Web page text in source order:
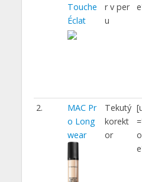
Touche
Éclat
r v per
u
2.
MAC Pr
o Long
wear
Tekutý
korekt
or